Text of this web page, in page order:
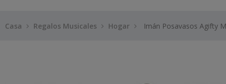
Casa Regalos Musicales Hogar Imán Posavasos Agifty